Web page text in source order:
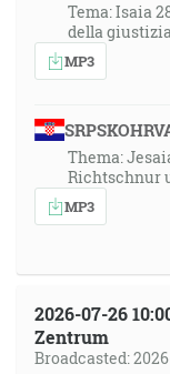
Tema: Isaia
della
MP3
Thema:
Richtschnur
MP3
2026-07-26
Zentrum
Broadcasted: